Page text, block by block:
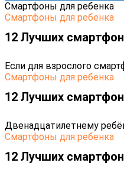
Cмартфоны для ребенка
Cмартфоны для ребенка
12 Лучших
Если для взрослого
Cмартфоны для ребенка
12 Лучших
Двенадцатилетнему
Cмартфоны для ребенка
12 Лучших